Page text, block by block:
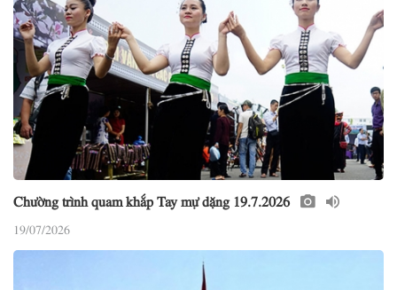
Chường trình quam khắp Tay mự dặng 19.7.2026
19/07/2026